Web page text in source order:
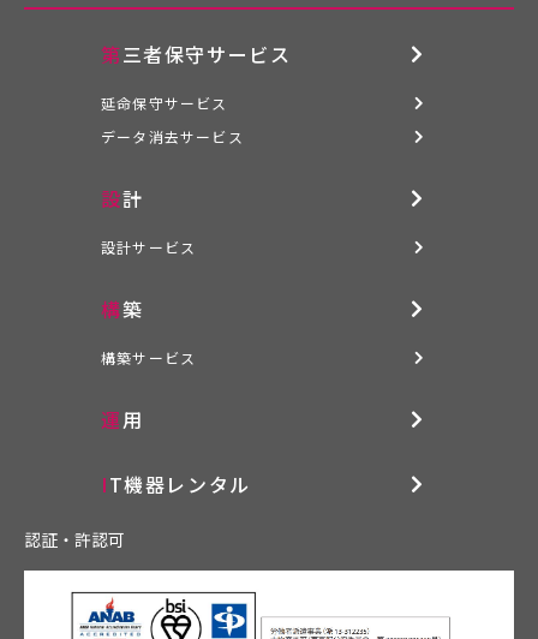
第三者保守サービス
延命保守サービス
データ消去サービス
設計
設計サービス
構築
構築サービス
運用
IT機器レンタル
認証・許認可